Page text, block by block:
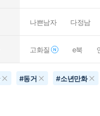
나쁜남자 다정남
고화질 e북
#동거 #소년만화